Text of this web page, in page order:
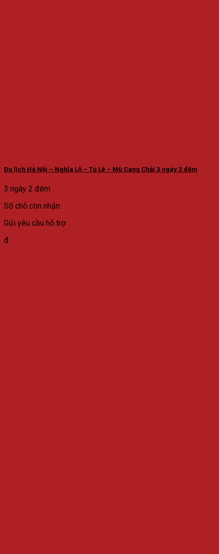
Du lịch Hà Nội – Nghĩa Lộ – Tú Lệ – Mù Cang Chải 3 ngày 2 đêm
3 ngày 2 đêm
Số chỗ còn nhận:
Gửi yêu cầu hỗ trợ
đ